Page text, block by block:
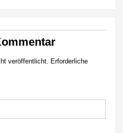
veröffentlicht. Erforderliche